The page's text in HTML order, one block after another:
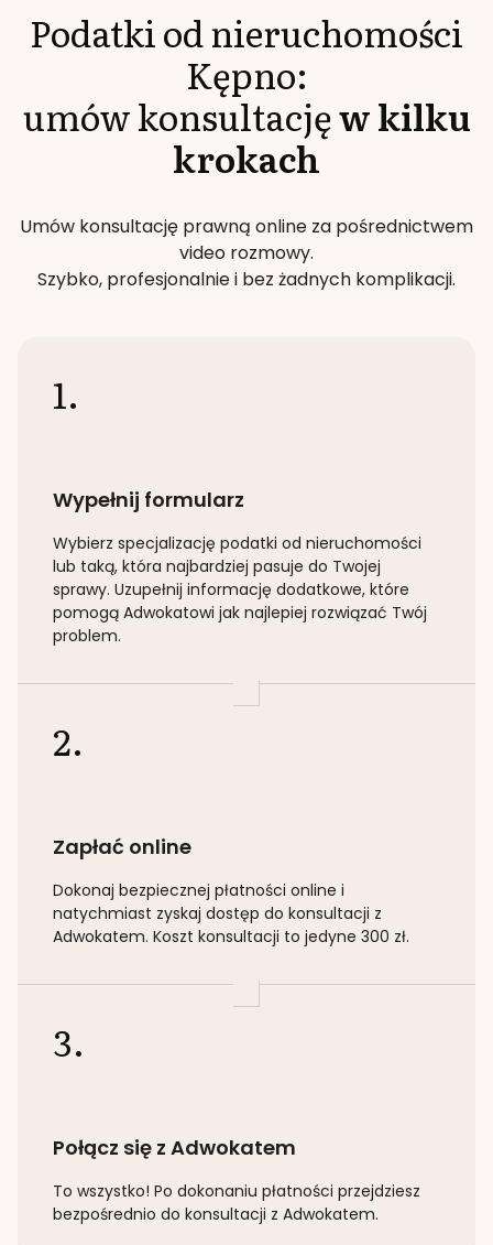
Podatki od nieruchomości
Kępno:
umów konsultacjęw kilku
krokach
Umów konsultację prawną online za pośrednictwem
video rozmowy.
Szybko, profesjonalnie i bez żadnych komplikacji.
1.
Wypełnij formularz
Wybierz specjalizację podatki od nieruchomości
lub taką, która najbardziej pasuje do Twojej
sprawy. Uzupełnij informację dodatkowe, które
pomogą Adwokatowi jak najlepiej rozwiązać Twój
problem.
2.
Zapłać online
Dokonaj bezpiecznej płatności online i
natychmiast zyskaj dostęp do konsultacji z
Adwokatem. Koszt konsultacji to jedyne 300 zł.
3.
Połącz się z Adwokatem
To wszystko! Po dokonaniu płatności przejdziesz
bezpośrednio do konsultacji z Adwokatem.